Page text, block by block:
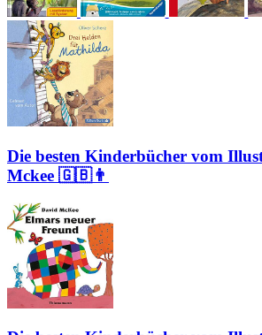
Die besten Kinderbücher vom
Mckee 🇬🇧👨